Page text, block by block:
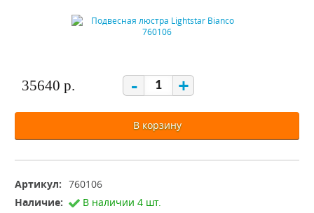
35640 р. - +
В корзину
Артикул: 760106
Наличие:
В наличии 4 шт.